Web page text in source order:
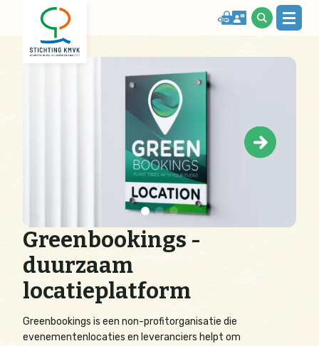
Greenbookings -
duurzaam
locatieplatform
Greenbookings is een non-profitorganisatie die
evenementenlocaties en leveranciers helpt om